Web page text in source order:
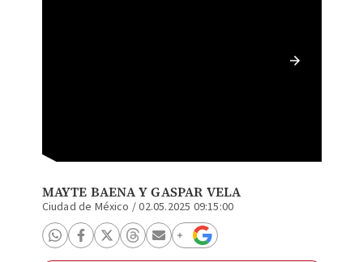
MAYTE BAENAYGASPAR VELA
Ciudad de México /02.05.2025 09:15:00